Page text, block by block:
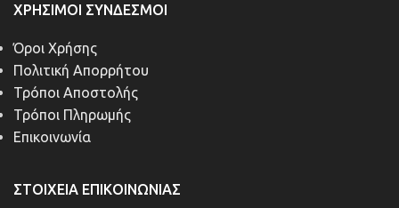
ΧΡΉΣΙΜΟΙ ΣΎΝΔΕΣΜΟΙ
Όροι Χρήσης
Πολιτική Απορρήτου
Τρόποι Αποστολής
Τρόποι Πληρωμής
Επικοινωνία
ΣΤΟΙΧΕΊΑ ΕΠΙΚΟΙΝΩΝΊΑΣ